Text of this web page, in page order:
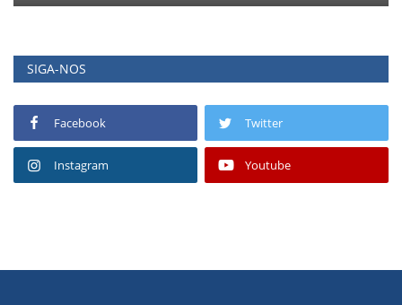
SIGA-NOS
Facebook Twitter
Instagram Youtube